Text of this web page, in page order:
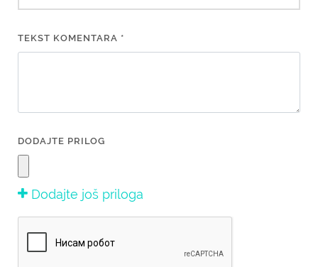
TEKST KOMENTARA *
DODAJTE PRILOG
Dodajte još priloga